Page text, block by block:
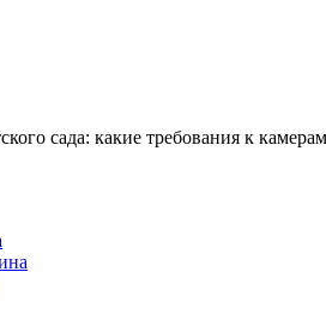
сада: какие требования к